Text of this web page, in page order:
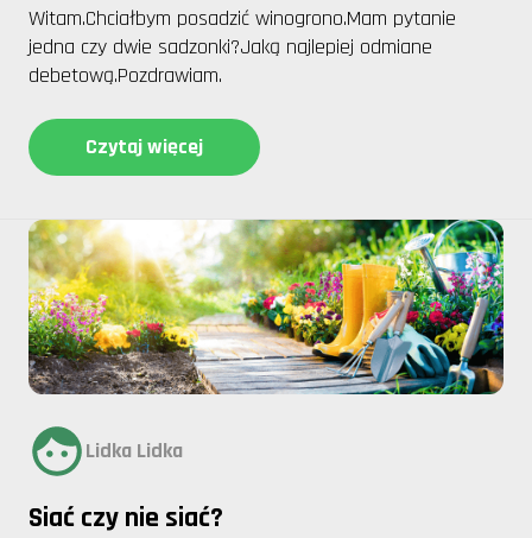
Witam.Chciałbym posadzić winogrono.Mam pytanie
jedna czy dwie sadzonki?Jaką najlepiej odmiane
debetową.Pozdrawiam.
Czytaj więcej
Lidka Lidka
Siać czy nie siać?